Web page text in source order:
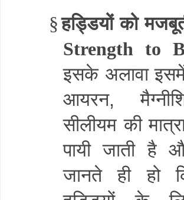
§हड्डियों को
Strength to
इसके अलावा
आयरन,
सीलीयम की
पायी जाती है
जानते ही हो